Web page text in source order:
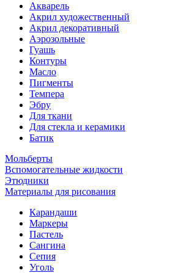
Акварель
Акрил художественный
Акрил декоративный
Аэрозольные
Гуашь
Контуры
Масло
Пигменты
Темпера
Эбру
Для ткани
Для стекла и керамики
Батик
Мольберты
Вспомогательные жидкости
Этюдники
Материалы для рисования
Карандаши
Маркеры
Пастель
Сангина
Сепия
Уголь